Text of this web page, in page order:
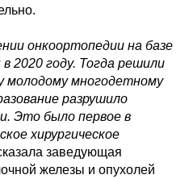
онкоортопедии на базе
2020 году. Тогда решили
молодому многодетному
разрушило
Это было первое в
хирургическое
заведующая
железы и опухолей